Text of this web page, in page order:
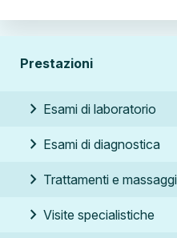
Prestazioni
chevron_right Esami di laboratorio
chevron_right Esami di diagnostica
chevron_right Trattamenti e massaggi
chevron_right Visite specialistiche